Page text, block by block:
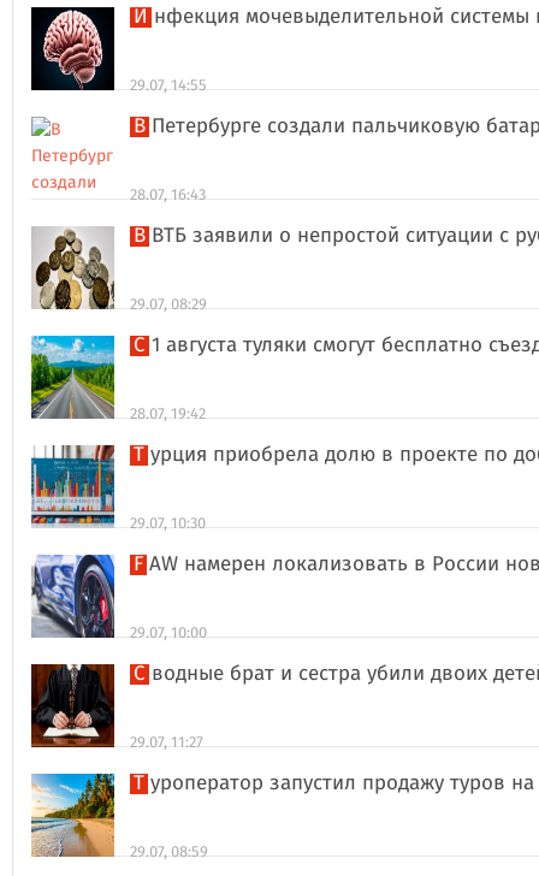
Инфекция мочевыделительной
29.07, 14:55
В Петербурге создали пальчиковую
28.07, 16:43
В ВТБ заявили о непростой ситуации с
29.07, 08:29
С 1 августа туляки смогут бесплатно
28.07, 19:42
Турция приобрела долю в проекте по
29.07, 10:30
FAW намерен локализовать в России
29.07, 10:00
Сводные брат и сестра убили двоих
29.07, 11:27
Туроператор запустил продажу туров
29.07, 08:59